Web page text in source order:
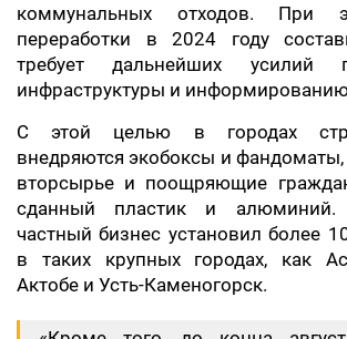
коммунальных отходов. При
переработки в 2024 году
требует дальнейших усилий
инфраструктуры и
С этой целью в городах
внедряются экобоксы и
вторсырье и поощряющие
сданный пластик и алюминий.
частный бизнес установил более
в таких крупных городах, как
Актобе и Усть-Каменогорск.